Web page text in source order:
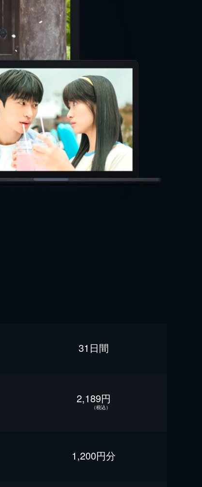
31日間
2,189円
（税込）
1,200円分